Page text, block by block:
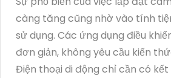
càng tăng cũng nhờ vào tính
sử dụng. Các ứng dụng điều
đơn giản, không yêu cầu kiến
Điện thoại di động chỉ cần có